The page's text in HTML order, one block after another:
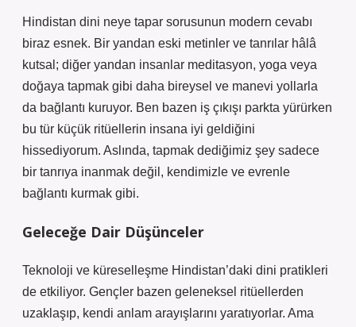
Hindistan dini neye tapar sorusunun modern cevabı
biraz esnek. Bir yandan eski metinler ve tanrılar hâlâ
kutsal; diğer yandan insanlar meditasyon, yoga veya
doğaya tapmak gibi daha bireysel ve manevi yollarla
da bağlantı kuruyor. Ben bazen iş çıkışı parkta yürürken
bu tür küçük ritüellerin insana iyi geldiğini
hissediyorum. Aslında, tapmak dediğimiz şey sadece
bir tanrıya inanmak değil, kendimizle ve evrenle
bağlantı kurmak gibi.
Geleceğe Dair Düşünceler
Teknoloji ve küreselleşme Hindistan’daki dini pratikleri
de etkiliyor. Gençler bazen geleneksel ritüellerden
uzaklaşıp, kendi anlam arayışlarını yaratıyorlar. Ama